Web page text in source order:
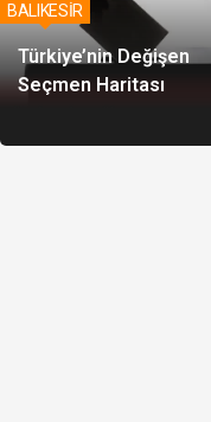
Türkiye’nin Değişen
Seçmen Haritası
BALIKESİR